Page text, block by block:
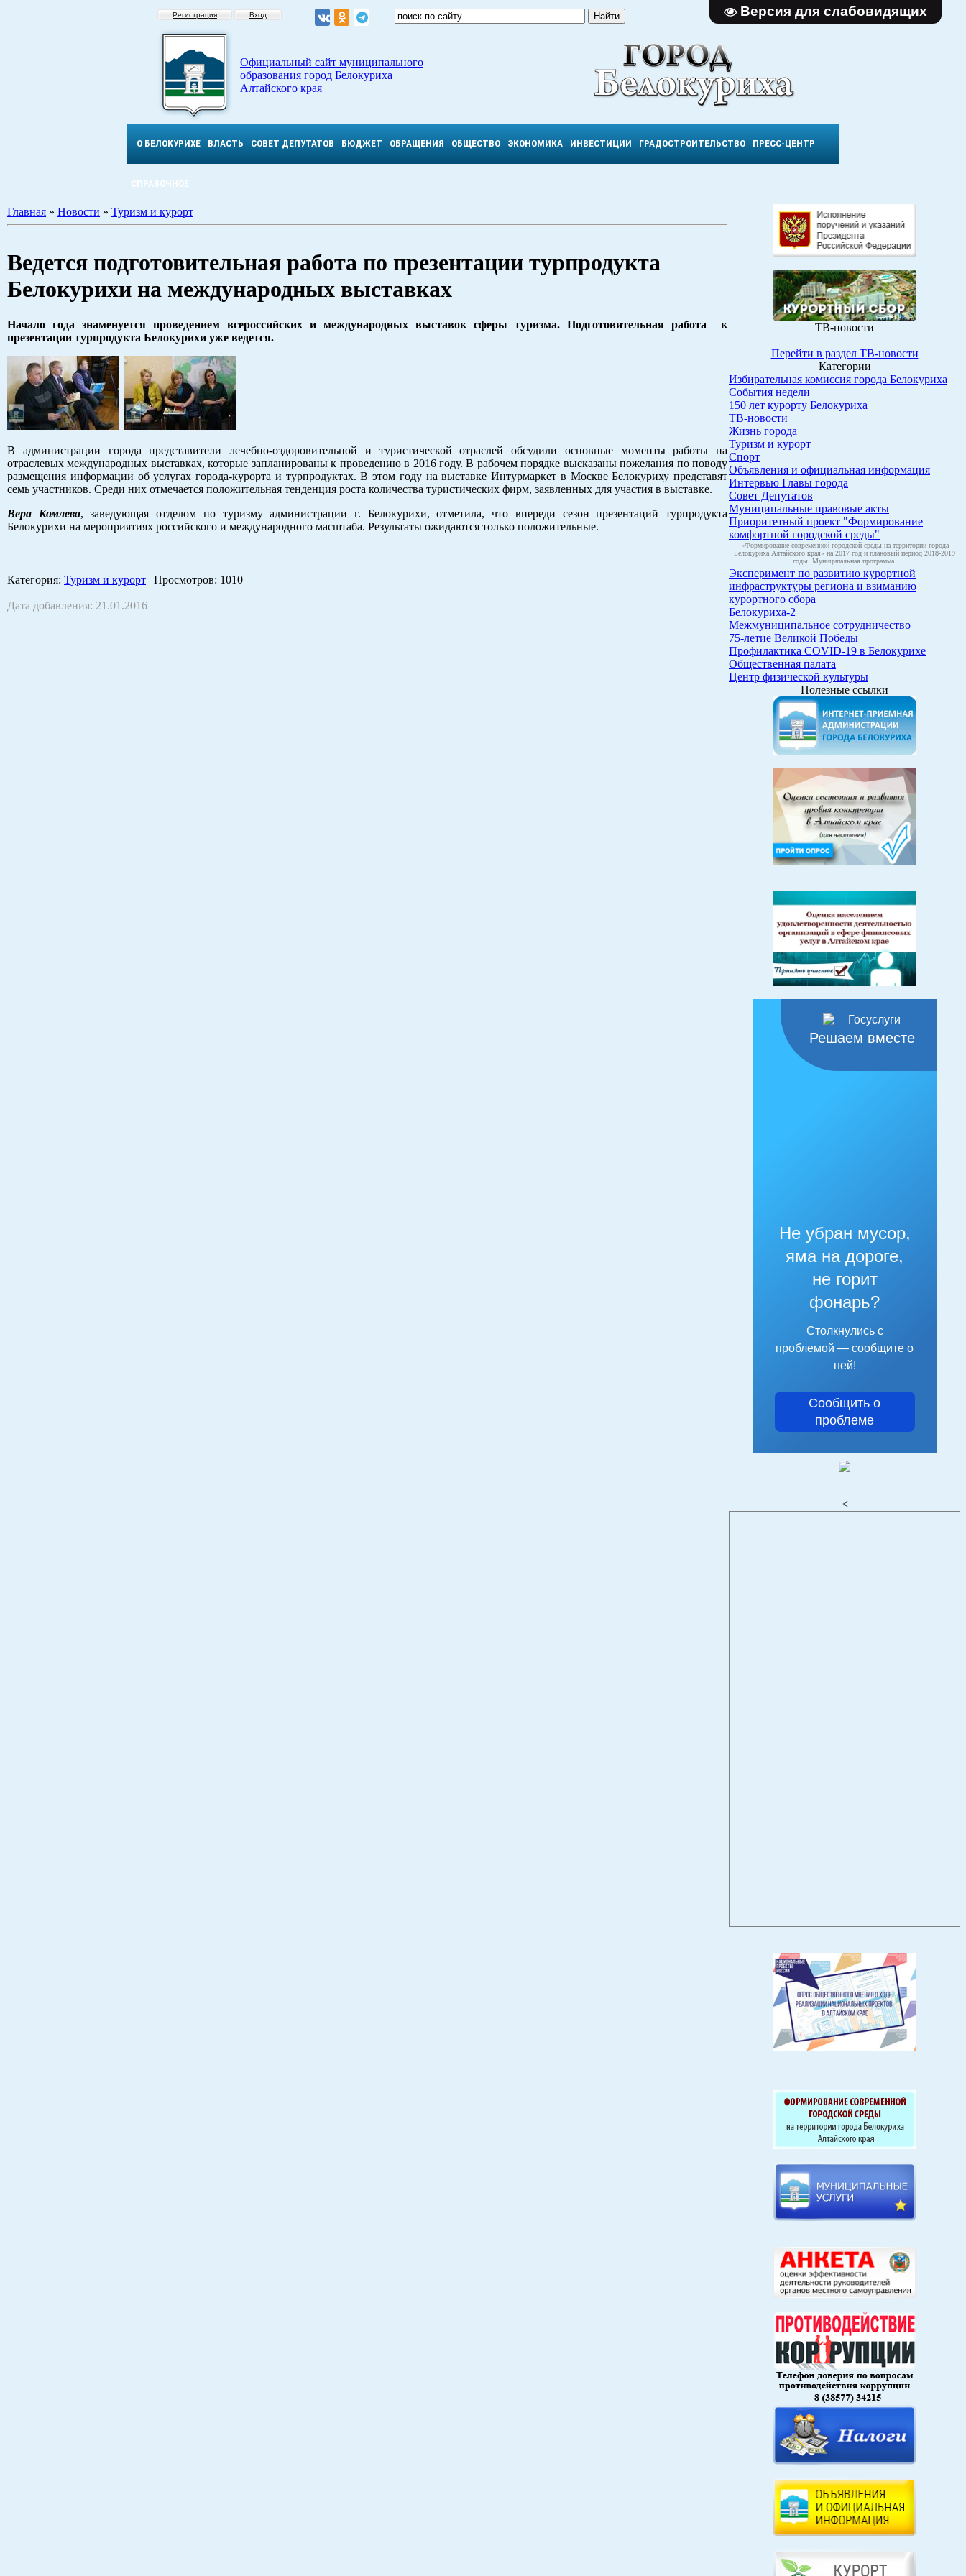
Версия для слабовидящих
Регистрация Вход
Официальный сайт муниципального
образования город Белокуриха
Алтайского края
О БЕЛОКУРИХЕ ВЛАСТЬ СОВЕТ ДЕПУТАТОВ БЮДЖЕТ ОБРАЩЕНИЯ ОБЩЕСТВО ЭКОНОМИКА ИНВЕСТИЦИИ ГРАДОСТРОИТЕЛЬСТВО ПРЕСС-ЦЕНТР
СПРАВОЧНОЕ
Главная » Новости » Туризм и курорт
Ведется подготовительная работа по презентации турпродукта
Белокурихи на международных выставках
Начало года знаменуется проведением всероссийских и международных выставок сферы туризма. Подготовительная работа к
презентации турпродукта Белокурихи уже ведется.
В администрации города представители лечебно-оздоровительной и туристической отраслей обсудили основные моменты работы на
отраслевых международных выставках, которые запланированы к проведению в 2016 году. В рабочем порядке высказаны пожелания по поводу
размещения информации об услугах города-курорта и турпродуктах. В этом году на выставке Интурмаркет в Москве Белокуриху представят
семь участников. Среди них отмечается положительная тенденция роста количества туристических фирм, заявленных для участия в выставке.
Вера Комлева, заведующая отделом по туризму администрации г. Белокурихи, отметила, что впереди сезон презентаций турпродукта
Белокурихи на мероприятиях российского и международного масштаба. Результаты ожидаются только положительные.
Категория: Туризм и курорт | Просмотров: 1010
Дата добавления: 21.01.2016
ТВ-новости
Перейти в раздел ТВ-новости
Категории
Избирательная комиссия города Белокуриха
События недели
150 лет курорту Белокуриха
ТВ-новости
Жизнь города
Туризм и курорт
Спорт
Объявления и официальная информация
Интервью Главы города
Совет Депутатов
Муниципальные правовые акты
Приоритетный проект "Формирование
комфортной городской среды"
«Формирование современной городской среды на территории города
Белокуриха Алтайского края» на 2017 год и плановый период 2018-2019
годы. Муниципальная программа.
Эксперимент по развитию курортной
инфраструктуры региона и взиманию
курортного сбора
Белокуриха-2
Межмуниципальное сотрудничество
75-летие Великой Победы
Профилактика COVID-19 в Белокурихе
Общественная палата
Центр физической культуры
Полезные ссылки
Решаем вместе
Не убран мусор,
яма на дороге,
не горит
фонарь?
Столкнулись с
проблемой — сообщите о
ней!
Сообщить о
проблеме
<